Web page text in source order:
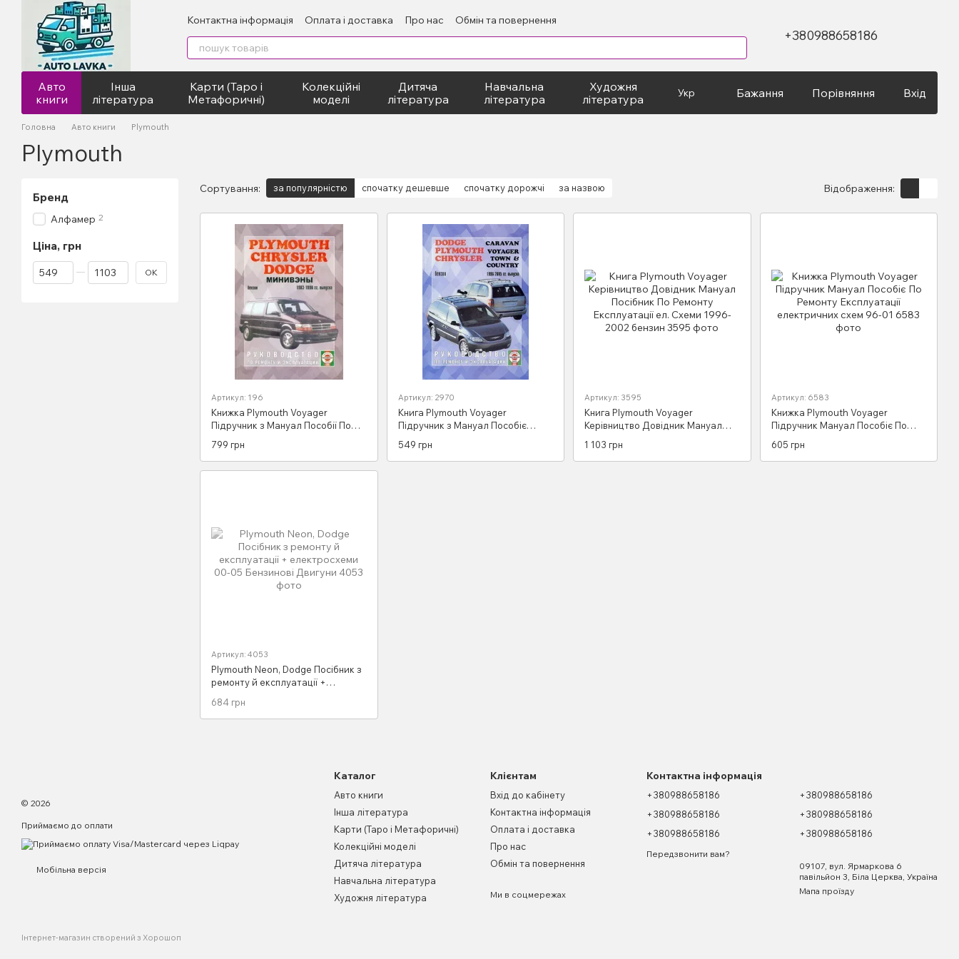
Перейти до основного контенту
Контактна інформація Оплата і доставка Про нас Обмін та повернення
+380988658186
Авто
книги
Інша
література
Карти (Таро і
Метафоричні)
Колекційні
моделі
Дитяча
література
Навчальна
література
Художня
література
Укр Бажання Порівняння Вхід
Головна Авто книги Plymouth
Plymouth
Сортування: за популярністю спочатку дешевше спочатку дорожчі за назвою Відображення:
Артикул: 196
Книжка Plymouth Voyager
Підручник з Мануал Пособії По
1996
799 грн
Артикул: 2970
Книга Plymouth Voyager
Підручник з Мануал Пособіє
05 бд
549 грн
Артикул: 3595
Книга Plymouth Voyager
Керівництво Довідник Мануал
ел. Схеми 1996-2002 бензин
1 103 грн
Артикул: 6583
Книжка Plymouth Voyager
Підручник Мануал Пособіє По
електричних схем 96-01
605 грн
Артикул: 4053
Plymouth Neon, Dodge Посібник з
ремонту й експлуатації +
Двигуни
684 грн
Бренд
Алфамер 2
Ціна, грн
Від Ціна, грн
До Ціна, грн ОК
© 2026
Приймаємо до оплати
Мобільна версія
Інтернет-магазин створений з Хорошоп
Каталог
Авто книги
Інша література
Карти (Таро і Метафоричні)
Колекційні моделі
Дитяча література
Навчальна література
Художня література
Клієнтам
Вхід до кабінету
Контактна інформація
Оплата і доставка
Про нас
Обмін та повернення
Ми в соцмережах
Контактна інформація
+380988658186
+380988658186
+380988658186
Передзвонити вам?
+380988658186
+380988658186
+380988658186
09107, вул. Ярмаркова 6
павільйон 3, Біла Церква, Україна
Мапа проїзду